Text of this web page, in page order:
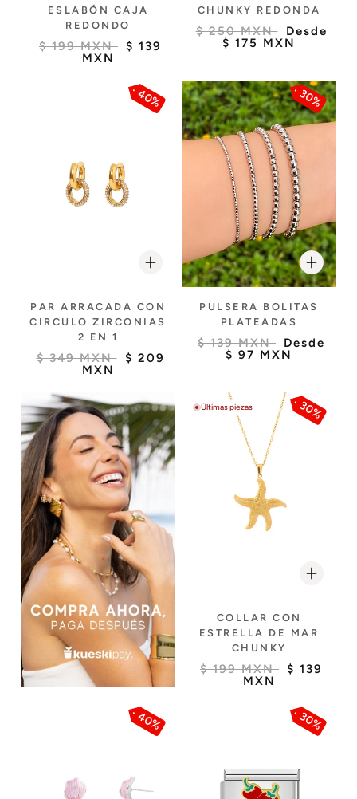
ESLABÓN CAJA
REDONDO
$ 199 MXN
$ 139
MXN
CHUNKY REDONDA
$ 250 MXN
Desde
$ 175 MXN
40%
PAR ARRACADA CON
CIRCULO ZIRCONIAS
2 EN 1
$ 349 MXN
$ 209
MXN
30%
PULSERA BOLITAS
PLATEADAS
$ 139 MXN
Desde
$ 97 MXN
Últimas piezas 30%
COLLAR CON
ESTRELLA DE MAR
CHUNKY
$ 199 MXN
$ 139
MXN
40% 30%